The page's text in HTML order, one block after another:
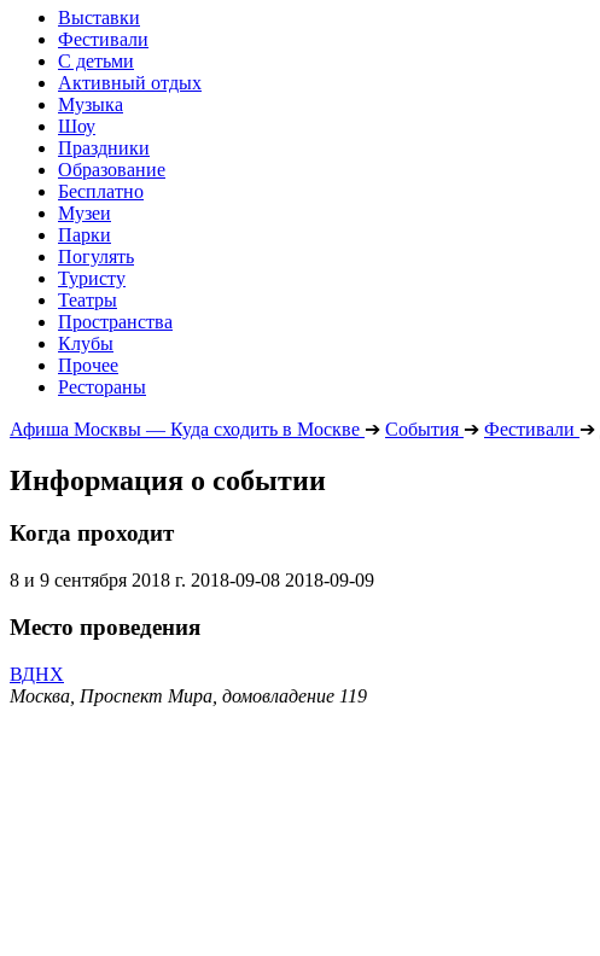
Выставки
Фестивали
С детьми
Активный отдых
Музыка
Шоу
Праздники
Образование
Бесплатно
Музеи
Парки
Погулять
Туристу
Театры
Пространства
Клубы
Прочее
Рестораны
Афиша Москвы — Куда сходить в Москве ➔ События ➔ Фестивали ➔
Информация о событии
Когда проходит
8 и 9 сентября 2018 г. 2018-09-08 2018-09-09
Место проведения
ВДНХ
Москва, Проспект Мира, домовладение 119